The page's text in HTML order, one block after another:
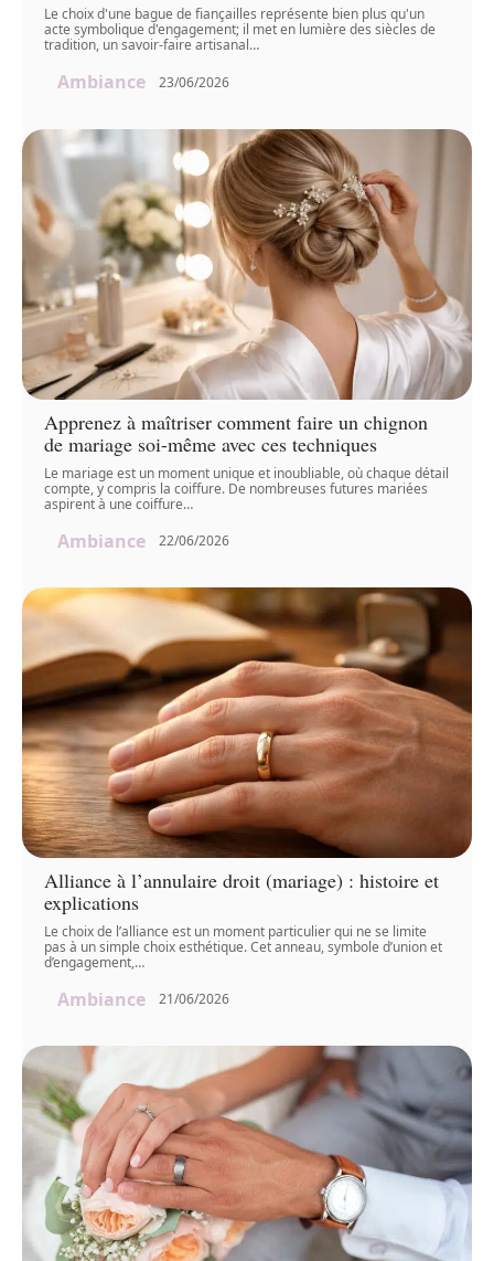
Le choix d'une bague de fiançailles représente bien plus qu'un
acte symbolique d'engagement; il met en lumière des siècles de
tradition, un savoir-faire artisanal…
Ambiance 23/06/2026
Apprenez à maîtriser comment faire un chignon
de mariage soi-même avec ces techniques
Le mariage est un moment unique et inoubliable, où chaque détail
compte, y compris la coiffure. De nombreuses futures mariées
aspirent à une coiffure…
Ambiance 22/06/2026
Alliance à l’annulaire droit (mariage) : histoire et
explications
Le choix de l’alliance est un moment particulier qui ne se limite
pas à un simple choix esthétique. Cet anneau, symbole d’union et
d’engagement,…
Ambiance 21/06/2026